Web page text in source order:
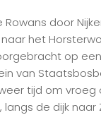
door
het
op een
van
tijd om
langs de dijk